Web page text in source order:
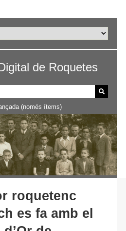
(només ítems)
roquetenc
es fa amb el